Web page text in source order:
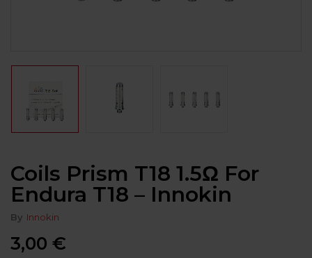
Coils Prism T18 1.5Ω For
Endura T18 – Innokin
By Innokin
3,00 €